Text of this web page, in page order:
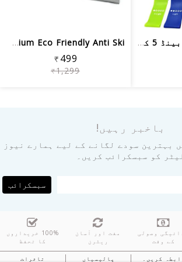
KD ریزسٹنس لوپ بینڈ 5 کا سیٹ، ہوم فٹن... Kettler Premium Eco Friendly Anti Ski...
₹499
₹1,299
باخبر رہیں!
بہترین سودے لگانے کے لیے ہمارے نیوز
کو سبسکرائب کریں۔
سبسکرائب
وصولی
کے وقت
مفت اور آسان
ریٹرن
100% خریداروں
کا تحفظ
کریں۔ پالیسیاں تاثرات